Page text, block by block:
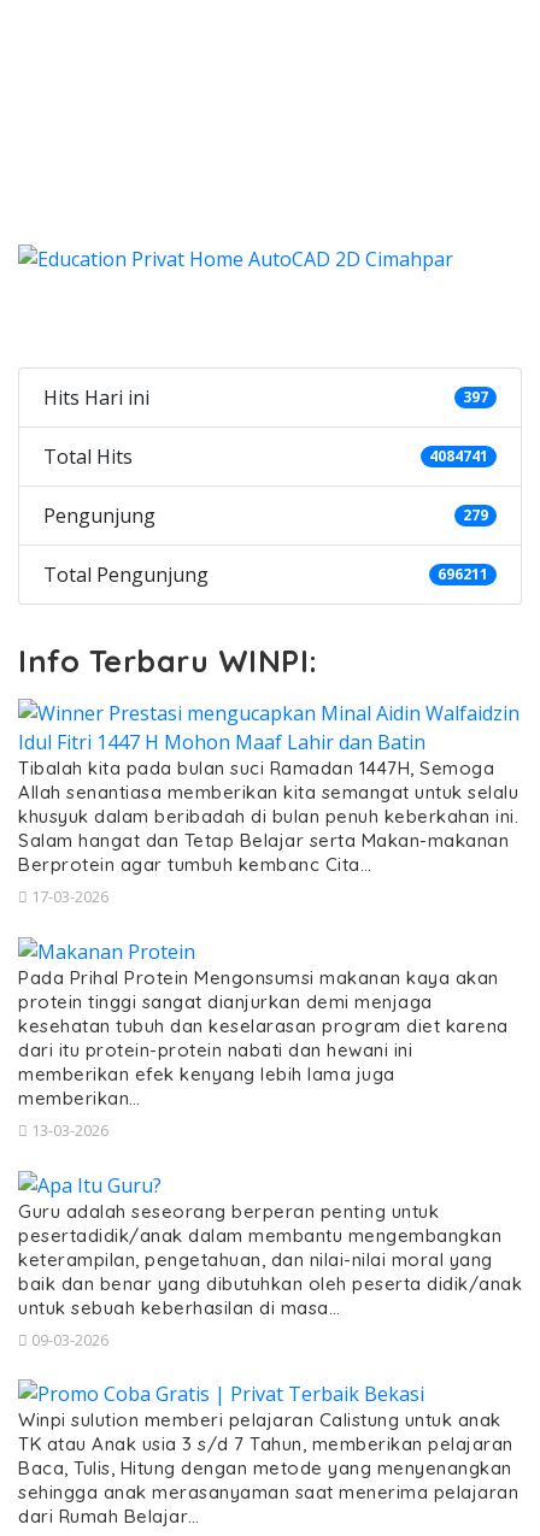
Hits Hari ini 397
Total Hits 4084741
Pengunjung 279
Total Pengunjung 696211
Info Terbaru WINPI:
Tibalah kita pada bulan suci Ramadan 1447H, Semoga
Allah senantiasa memberikan kita semangat untuk selalu
khusyuk dalam beribadah di bulan penuh keberkahan ini.
Salam hangat dan Tetap Belajar serta Makan-makanan
Berprotein agar tumbuh kembanc Cita…
17-03-2026
Pada Prihal Protein Mengonsumsi makanan kaya akan
protein tinggi sangat dianjurkan demi menjaga
kesehatan tubuh dan keselarasan program diet karena
dari itu protein-protein nabati dan hewani ini
memberikan efek kenyang lebih lama juga
memberikan…
13-03-2026
Guru adalah seseorang berperan penting untuk
pesertadidik/anak dalam membantu mengembangkan
keterampilan, pengetahuan, dan nilai-nilai moral yang
baik dan benar yang dibutuhkan oleh peserta didik/anak
untuk sebuah keberhasilan di masa…
09-03-2026
Winpi sulution memberi pelajaran Calistung untuk anak
TK atau Anak usia 3 s/d 7 Tahun, memberikan pelajaran
Baca, Tulis, Hitung dengan metode yang menyenangkan
sehingga anak merasanyaman saat menerima pelajaran
dari Rumah Belajar…